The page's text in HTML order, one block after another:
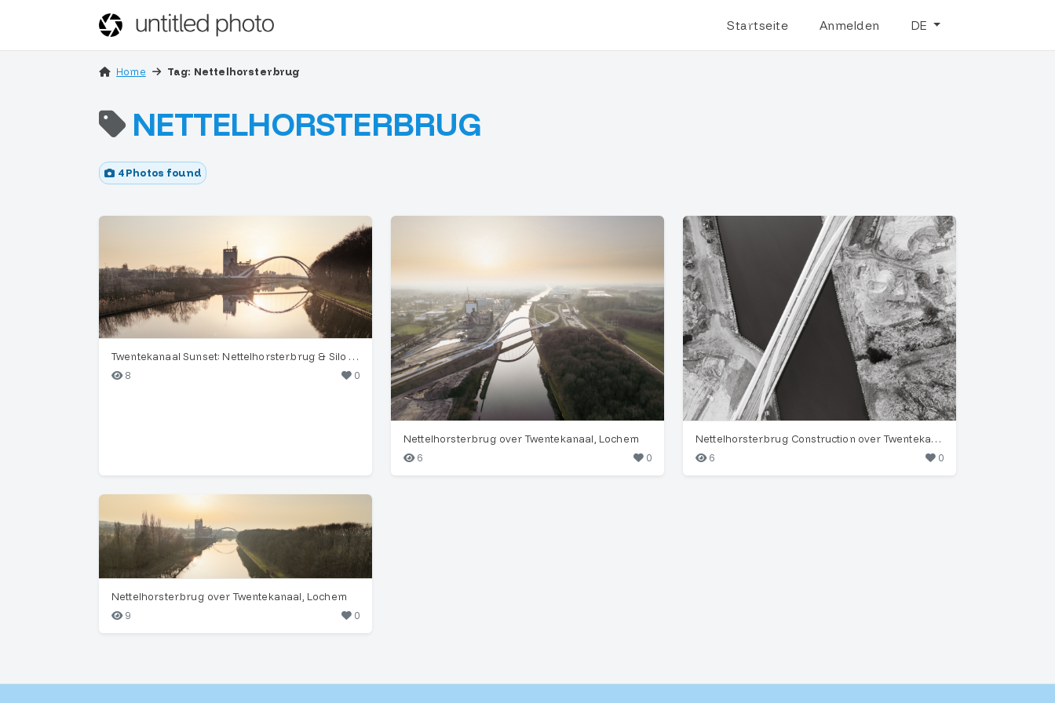
Startseite Anmelden DE
Home Tag: Nettelhorsterbrug
NETTELHORSTERBRUG
4 Photos found
Twentekanaal Sunset: Nettelhorsterbrug & Silo Art
8
0
Nettelhorsterbrug over Twentekanaal, Lochem
6
0
Nettelhorsterbrug Construction over Twentekanaal
6
0
Nettelhorsterbrug over Twentekanaal, Lochem
9
0